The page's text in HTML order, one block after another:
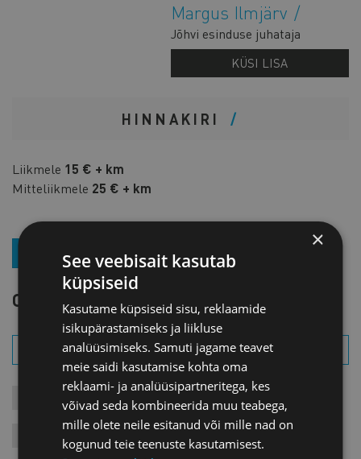
Margus Ilmjärv
Jõhvi esinduse juhataja
KÜSI LISA
HINNAKIRI
Liikmele 15 € + km
Mitteliikmele 25 € + km
LIITU UUDISKIRJAGA
OTSI SÜNDMUST
KONTAKTÜRITUSED KOOLITUSED LIIKMEÜRITUSED
×
See veebisait kasutab
küpsiseid
Kasutame küpsiseid sisu, reklaamide
isikupärastamiseks ja liikluse
analüüsimiseks. Samuti jagame teavet
meie saidi kasutamise kohta oma
reklaami- ja analüüsipartneritega, kes
võivad seda kombineerida muu teabega,
mille olete neile esitanud või mille nad on
kogunud teie teenuste kasutamisest.